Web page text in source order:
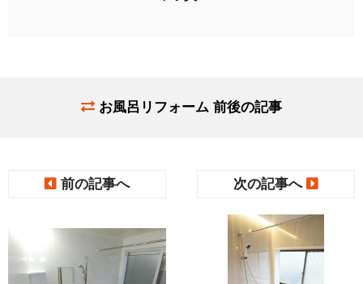
お風呂リフォーム 前後の記事
前の記事へ 次の記事へ